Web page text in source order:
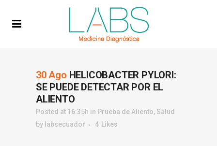
30 Ago HELICOBACTER PYLORI:
SE PUEDE DETECTAR POR EL
ALIENTO
Posted at 16:35h in Prueba de Aliento, Salud
by labsecuador 4 Likes